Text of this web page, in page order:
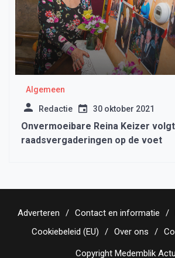
Algemeen
Redactie 30 oktober 2021
Onvermoeibare Reina Keizer
raadsvergaderingen op de voet
Adverteren Contact en informatie
Cookiebeleid (EU)
Over ons
Copyright Medemblik